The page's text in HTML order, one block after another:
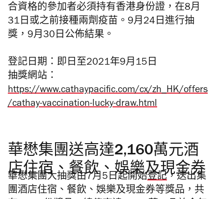
合資格的參加者必須持有香港身份證，在8月
31日或之前接種兩劑疫苗。9月24日進行抽
獎，9月30日公佈結果。
登記日期：即日至2021年9月15日
抽獎網站：
https://www.cathaypacific.com/cx/zh_HK/offers
/cathay-vaccination-lucky-draw.html
華懋集團送高達2,160萬元酒
店住宿、餐飲、娛樂及現金券
華懋集團大抽獎由7月5日起開始登記 ，送出集
團酒店住宿、餐飲、娛樂及現金券等獎品，共